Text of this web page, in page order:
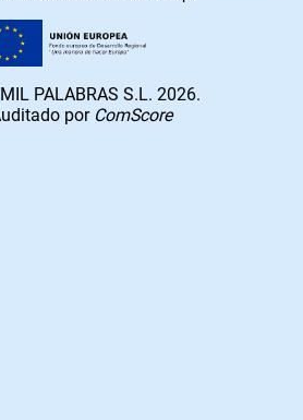
PALABRAS S.L. 2026.
por ComScore